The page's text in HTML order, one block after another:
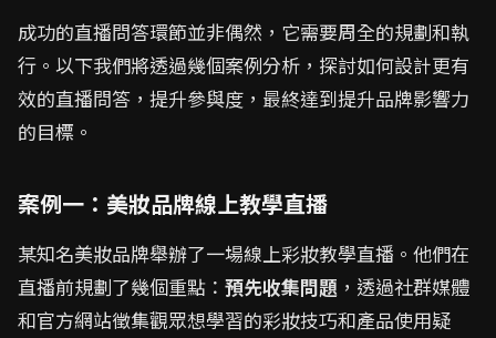
成功的直播問答環節並非偶然，它需要周全的規劃和執
行。以下我們將透過幾個案例分析，探討如何設計更有
效的直播問答，提升參與度，最終達到提升品牌影響力
的目標。
案例一：美妝品牌線上教學直播
某知名美妝品牌舉辦了一場線上彩妝教學直播。他們在
直播前規劃了幾個重點： 預先收集問題 ，透過社群媒體
和官方網站徵集觀眾想學習的彩妝技巧和產品使用疑